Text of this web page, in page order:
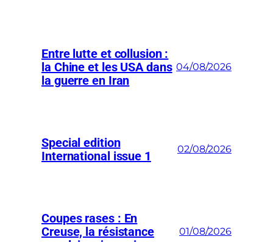
Entre lutte et collusion :
la Chine et les USA dans
la guerre en Iran
04/08/2026
Special edition
International issue 1
02/08/2026
Coupes rases : En
Creuse, la résistance
01/08/2026